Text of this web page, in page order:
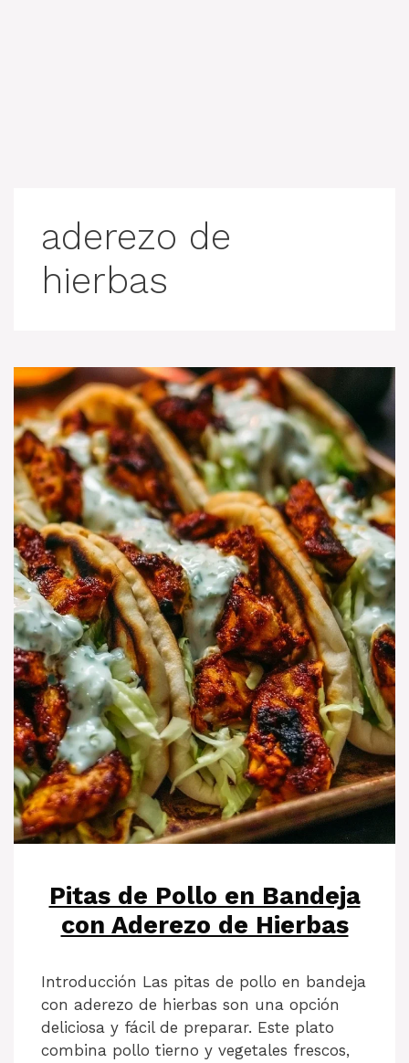
aderezo de
hierbas
Pitas de Pollo en Bandeja
con Aderezo de Hierbas
Introducción Las pitas de pollo en bandeja
con aderezo de hierbas son una opción
deliciosa y fácil de preparar. Este plato
combina pollo tierno y vegetales frescos,